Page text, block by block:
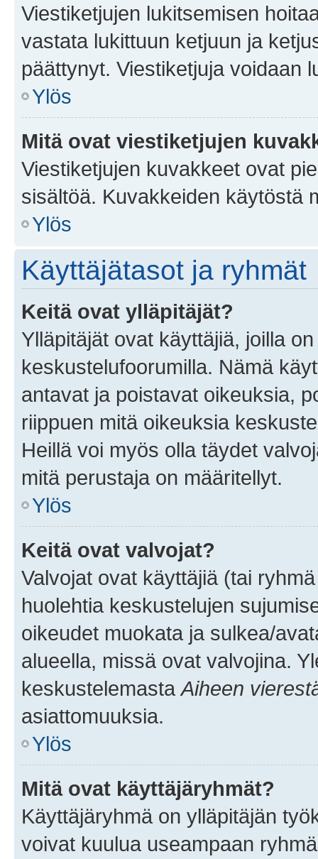
Viestiketjujen lukitsemisen
vastata lukittuun ketjuun ja
päättynyt. Viestiketjuja voidaan
Ylös
Mitä ovat viestiketjujen
Viestiketjujen kuvakkeet ovat
sisältöä. Kuvakkeiden käytöstä
Ylös
Käyttäjätasot ja ryhmät
Keitä ovat ylläpitäjät?
Ylläpitäjät ovat käyttäjiä, joilla
keskustelufoorumilla. Nämä
antavat ja poistavat oikeuksia,
riippuen mitä oikeuksia
Heillä voi myös olla täydet
mitä perustaja on määritellyt.
Ylös
Keitä ovat valvojat?
Valvojat ovat käyttäjiä (tai
huolehtia keskustelujen
oikeudet muokata ja sulkea/
alueella, missä ovat valvojina.
keskustelemasta Aiheen
asiattomuuksia.
Ylös
Mitä ovat käyttäjäryhmät?
Käyttäjäryhmä on ylläpitäjän
voivat kuulua useampaan